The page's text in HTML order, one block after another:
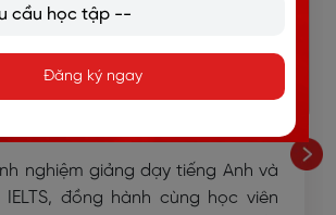
IELTS 8.0
, sở hữu nền tảng tiếng Anh vững
lực sử dụng ngôn ngữ toàn
nghiệm giảng dạy tiếng Anh và
IELTS, đồng hành cùng học viên
Đăng ký ngay